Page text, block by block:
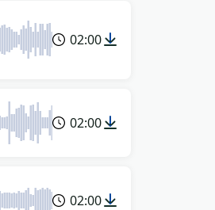
02:00
02:00
02:00